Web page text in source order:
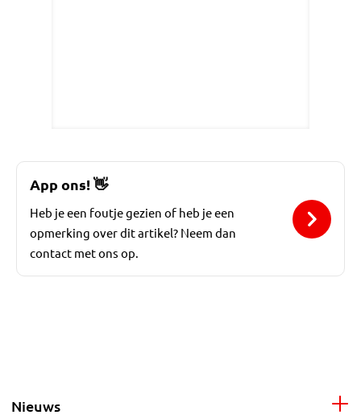
App ons!👋
Heb je een foutje gezien of heb je een
opmerking over dit artikel? Neem dan
contact met ons op.
Nieuws